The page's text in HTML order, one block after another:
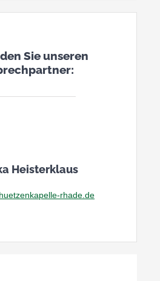
Sie unseren
Heisterklaus
rhade.de